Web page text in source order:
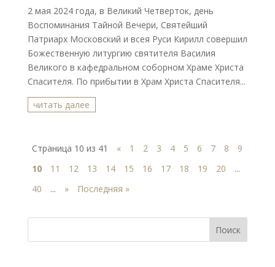
2 мая 2024 года, в Великий Четверток, день
Воспоминания Тайной Вечери, Святейший
Патриарх Московский и всея Руси Кирилл совершил
Божественную литургию святителя Василия
Великого в кафедральном соборном Храме Христа
Спасителя. По прибытии в Храм Христа Спасителя...
читать далее
Страница 10 из 41 « 1 2 3 4 5 6 7 8
9
10
11 12 13 14 15 16 17 18 19 20
...
40
... » Последняя »
Поиск